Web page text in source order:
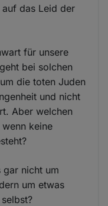
auf das Leid der
für unsere
bei solchen
die toten Juden
und nicht
Aber welchen
keine
gar nicht um
um etwas